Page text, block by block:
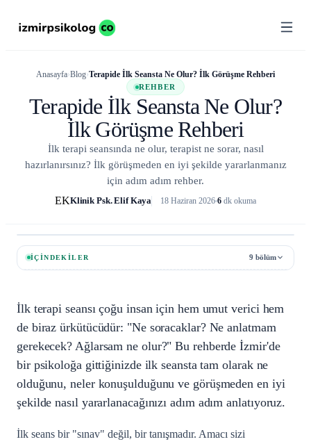
Psikologlar
Uzmanlık
Alanları
İlçeler
04 Blog
Anasayfa›Blog›Terapide İlk Seansta Ne Olur? İlk Görüşme Rehberi
REHBER
Terapide İlk Seansta Ne Olur?
İlk Görüşme Rehberi
İlk terapi seansında ne olur, terapist ne sorar, nasıl
hazırlanırsınız? İlk görüşmeden en iyi şekilde yararlanmanız
için adım adım rehber.
EKKlinik Psk. Elif Kaya 18 Haziran 2026 6 dk okuma
İÇINDEKILER 9 bölüm
İlk terapi seansı çoğu insan için hem umut verici hem
de biraz ürkütücüdür: "Ne soracaklar? Ne anlatmam
gerekecek? Ağlarsam ne olur?" Bu rehberde İzmir'de
bir psikoloğa gittiğinizde ilk seansta tam olarak ne
olduğunu, neler konuşulduğunu ve görüşmeden en iyi
şekilde nasıl yararlanacağınızı adım adım anlatıyoruz.
İlk seans bir "sınav" değil, bir tanışmadır. Amacı sizi